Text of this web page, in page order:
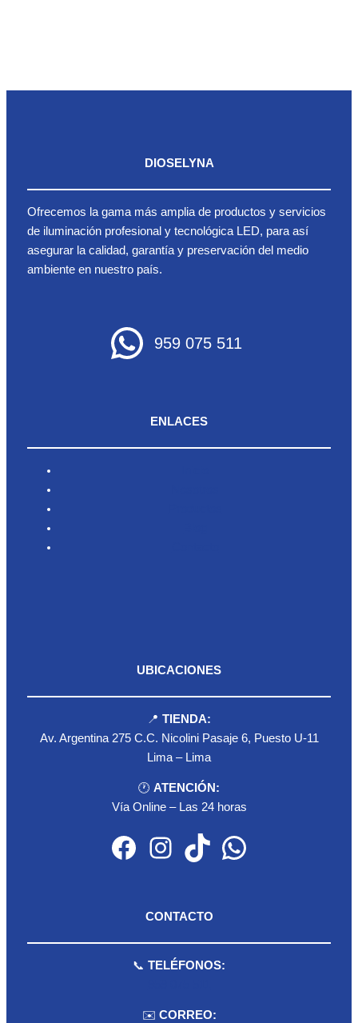
DIOSELYNA
Ofrecemos la gama más amplia de productos y servicios
de iluminación profesional y tecnológica LED, para así
asegurar la calidad, garantía y preservación del medio
ambiente en nuestro país.
959 075 511
ENLACES
UBICACIONES
📍 TIENDA:
Av. Argentina 275 C.C. Nicolini Pasaje 6, Puesto U-11
Lima – Lima
🕐 ATENCIÓN:
Vía Online – Las 24 horas
Facebook Instagram TikTok WhatsApp
CONTACTO
📞 TELÉFONOS:
✉️ CORREO: